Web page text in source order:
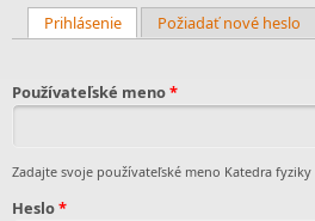
Primárne karty
Prihlásenie(aktívna karta)
Požiadať nové heslo
Používateľské meno*
Zadajte svoje používateľské meno Katedra
Heslo*